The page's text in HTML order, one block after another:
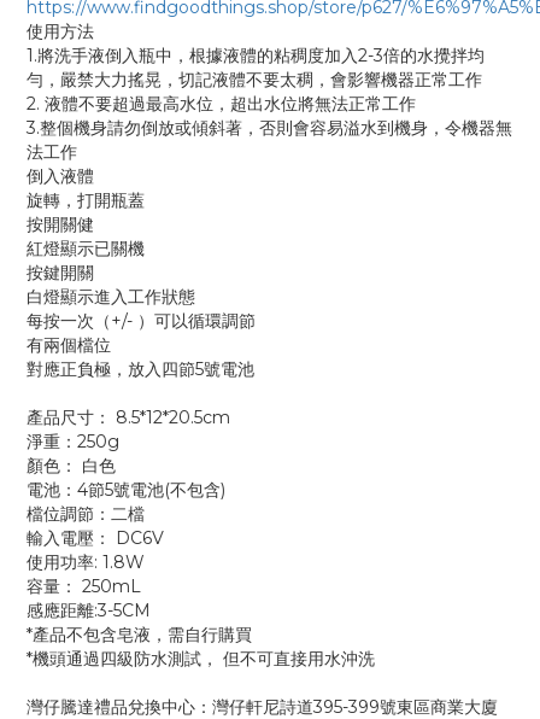
https://www.findgoodthings.shop/store/p627/
使用方法
1.將洗手液倒入瓶中，根據液體的粘稠度加入2-3倍的水攪拌均
勻，嚴禁大力搖晃，切記液體不要太稠，會影響機器正常工作
2. 液體不要超過最高水位，超出水位將無法正常工作
3.整個機身請勿倒放或傾斜著，否則會容易溢水到機身，令機器無
法工作
倒入液體
旋轉，打開瓶蓋
按開關健
紅燈顯示已關機
按鍵開關
白燈顯示進入工作狀態
每按一次（+/- ）可以循環調節
有兩個檔位
對應正負極，放入四節5號電池
產品尺寸： 8.5*12*20.5cm
淨重：250g
顏色： 白色
電池：4節5號電池(不包含)
檔位調節：二檔
輸入電壓： DC6V
使用功率: 1.8W
容量： 250mL
感應距離:3-5CM
*產品不包含皂液，需自行購買
*機頭通過四級防水測試， 但不可直接用水沖洗
灣仔騰達禮品兌換中心：灣仔軒尼詩道395-399號東區商業大廈